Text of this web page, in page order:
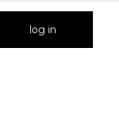
log in